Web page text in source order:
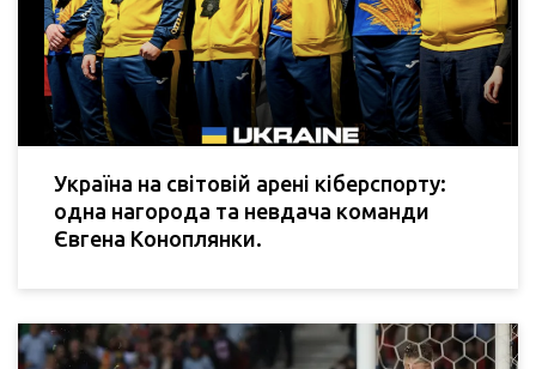
Україна на світовій арені кіберспорту:
одна нагорода та невдача команди
Євгена Коноплянки.